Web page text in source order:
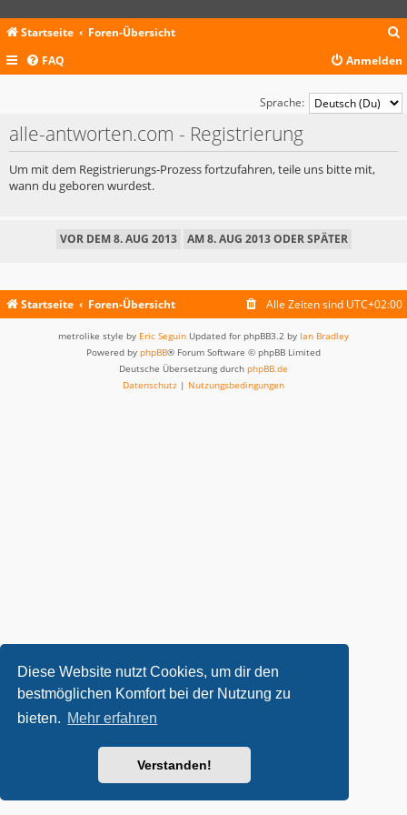
Diese Website nutzt Cookies, um dir den
bestmöglichen Komfort bei der Nutzung zu
bieten. Mehr erfahren
Verstanden!
Startseite Foren-Übersicht
c
FAQ Anmelden
Sprache:
alle-antworten.com - Registrierung
Um mit dem Registrierungs-Prozess fortzufahren, teile uns bitte mit,
wann du geboren wurdest.
Startseite Foren-Übersicht Alle Zeiten sind UTC+02:00
metrolike style by Eric Seguin Updated for phpBB3.2 by Ian Bradley
Powered by phpBB® Forum Software © phpBB Limited
Deutsche Übersetzung durch phpBB.de
Datenschutz | Nutzungsbedingungen